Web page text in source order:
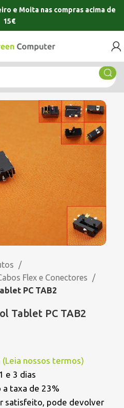
e Moitanas compras acima de
15€
Flex e Conectores
PC TAB2
Tablet PC TAB2
(Leia nossos termos)
e 3 dias
a taxa de 23%
satisfeito, pode devolver